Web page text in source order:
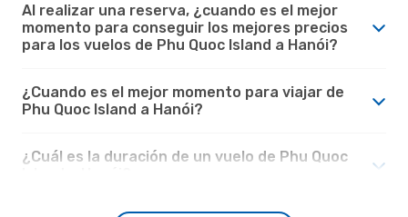
Al realizar una reserva, ¿cuando es el mejor
momento para conseguir los mejores precios
para los vuelos de Phu Quoc Island a Hanói?
¿Cuando es el mejor momento para viajar de
Phu Quoc Island a Hanói?
¿Cuál es la duración de un vuelo de Phu Quoc